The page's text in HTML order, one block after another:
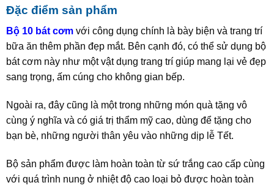
Đặc điểm sản phẩm
Bộ 10 bát cơmvới công dụng chính là bày biện và trang trí
bữa ăn thêm phần đẹp mắt. Bên cạnh đó, có thể sử dụng bộ
bát cơm này như một vật dụng trang trí giúp mang lại vẻ đẹp
sang trọng, ấm cúng cho không gian bếp.
Ngoài ra, đây cũng là một trong những món quà tặng vô
cùng ý nghĩa và có giá trị thẩm mỹ cao, dùng để tặng cho
bạn bè, những người thân yêu vào những dịp lễ Tết.
Bộ sản phẩm được làm hoàn toàn từ sứ trắng cao cấp cùng
với quá trình nung ở nhiệt độ cao loại bỏ được hoàn toàn